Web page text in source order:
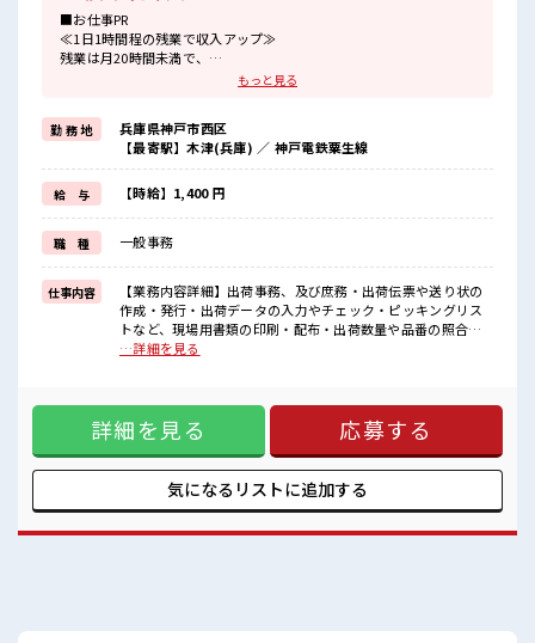
■お仕事PR
≪1日1時間程の残業で収入アップ≫
残業は月20時間未満で、
週末は家族や友人と一緒にプライベート満喫！
≪動きやすい制服アリ≫
制服があるので、
毎日の服装の悩み解消♪
≪未経験でも活躍できる≫
新しいことにチャレンジするのは不安だけど、
しっかり働く環境が整っています！
イチからスキルUP・ステップUP目指していきましょう！
≪収入アップを目指せる≫
高時給だらけの派遣のお仕事です！
■職場の雰囲気
一息つける休憩スペースもあります！
程よく残業あり！
土日祝休みなので、
ON/OFFの切替もしやすい！
もっと見る
勤 務 地
兵庫県神戸市西区
【最寄駅】木津(兵庫) ／ 神戸電鉄粟生線
給 与 【時給】1,400 円
職 種 一般事務
仕事内容
【業務内容詳細】出荷事務、及び庶務・出荷伝票や送り状の
作成・発行・出荷データの入力やチェック・ピッキングリス
トなど、現場用書類の印刷・配布・出荷数量や品番の照合、
検品サポート・在庫数の確認や簡単な在庫管理・運送会社と
■お仕事PR ≪1日1時間程の残業で収入アップ≫ 残業は月20時
間未満で、 ほどよく稼げます♪ ≪週休2日制≫ 週末は家族や
友人と一緒にプライベート満喫！ ≪動きやすい制服アリ≫ 制
服があるので、 毎日の服装の悩み解消♪ ≪未経験でも活躍で
きる≫ 新しいことにチャレンジするのは不安だけど、 しっか
り働く環境が整っています！ イチからスキルUP・ステップ
だらけの派遣のお仕事です！ ■職場の雰囲気 一息つける休憩
…詳細を見る
詳細を見る 応募する
気になるリストに追加する